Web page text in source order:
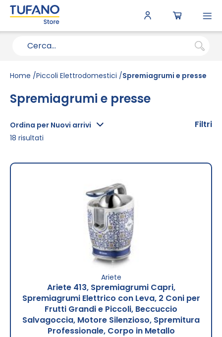
Home Piccoli Elettrodomestici Spremiagrumi e presse
Spremiagrumi e presse
Ordina per Nuovi arrivi
18 risultati
Ariete
Ariete 413, Spremiagrumi Capri,
Spremiagrumi Elettrico con Leva, 2 Coni per
Frutti Grandi e Piccoli, Beccuccio
Salvagoccia, Motore Silenzioso, Spremitura
Professionale, Corpo in Metallo
Filtri